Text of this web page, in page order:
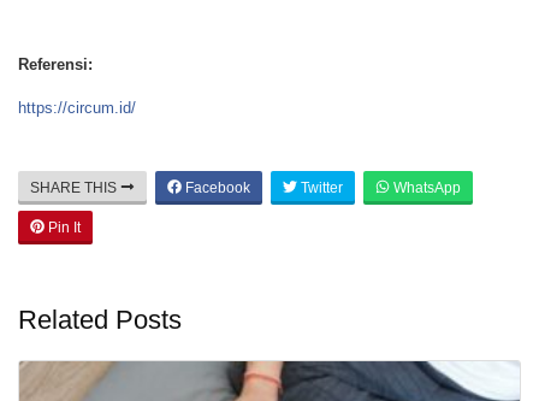
Referensi:
https://circum.id/
SHARE THIS Facebook Twitter WhatsApp
Pin It
Related Posts